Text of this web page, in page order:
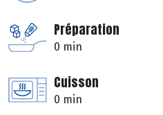
Préparation
0 min
Cuisson
0 min